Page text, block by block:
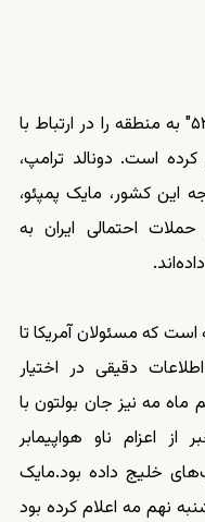
دولت ترامپ اعزام بمب‌افکن‌های "بی‌-۵۲" به منطقه را در ارتباط با
است. دونالد ترامپ،
این کشور، مایک پمپئو،
احتمالی ایران به
که مسئولان آمریکا تا
دقیقی در اختیار
ماه مه نیز جان بولتون با
اعزام ناو هواپیمابر
خلیج داده بود.مایک
نهم مه اعلام کرده بود